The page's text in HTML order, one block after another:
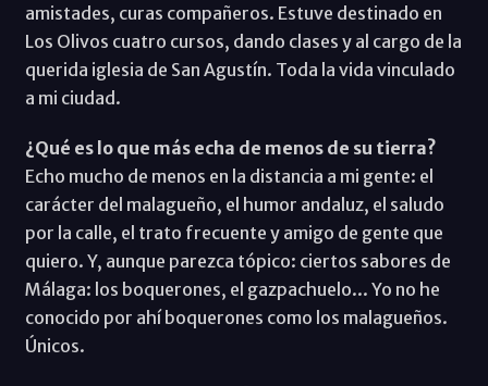
amistades, curas compañeros. Estuve destinado en
Los Olivos cuatro cursos, dando clases y al cargo de la
querida iglesia de San Agustín. Toda la vida vinculado
a mi ciudad.
¿Qué es lo que más echa de menos de su tierra?
Echo mucho de menos en la distancia a mi gente: el
carácter del malagueño, el humor andaluz, el saludo
por la calle, el trato frecuente y amigo de gente que
quiero. Y, aunque parezca tópico: ciertos sabores de
Málaga: los boquerones, el gazpachuelo... Yo no he
conocido por ahí boquerones como los malagueños.
Únicos.